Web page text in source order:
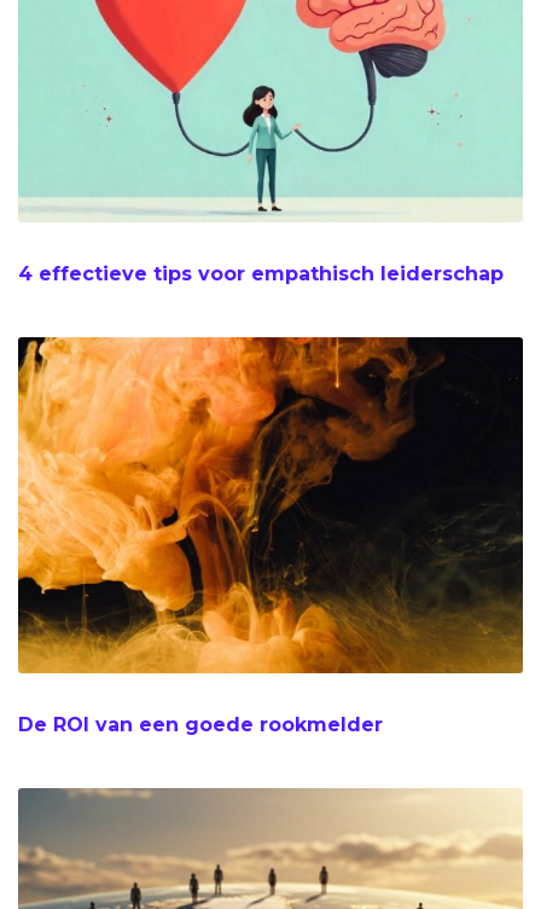
4 effectieve tips voor empathisch leiderschap
De ROI van een goede rookmelder